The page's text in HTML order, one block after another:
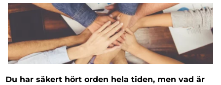
Du har säkert hört orden hela tiden, men vad är